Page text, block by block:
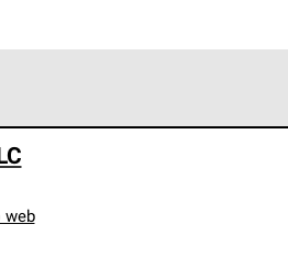
y requisitos estrictos de
web